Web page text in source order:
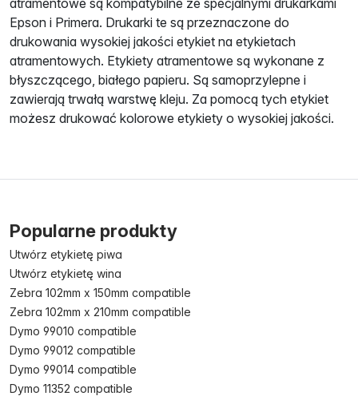
atramentowe są kompatybilne ze specjalnymi drukarkami
Epson i Primera. Drukarki te są przeznaczone do
drukowania wysokiej jakości etykiet na etykietach
atramentowych. Etykiety atramentowe są wykonane z
błyszczącego, białego papieru. Są samoprzylepne i
zawierają trwałą warstwę kleju. Za pomocą tych etykiet
możesz drukować kolorowe etykiety o wysokiej jakości.
Popularne produkty
Utwórz etykietę piwa
Utwórz etykietę wina
Zebra 102mm x 150mm compatible
Zebra 102mm x 210mm compatible
Dymo 99010 compatible
Dymo 99012 compatible
Dymo 99014 compatible
Dymo 11352 compatible